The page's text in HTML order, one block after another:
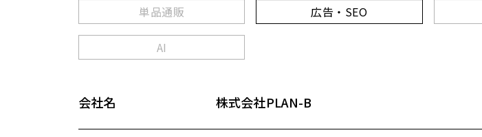
単品通販 広告・SEO
AI
会社名 株式会社PLAN-B